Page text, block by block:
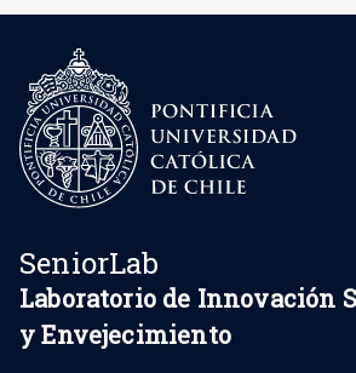
SeniorLab
Laboratorio de Innovación
y Envejecimiento